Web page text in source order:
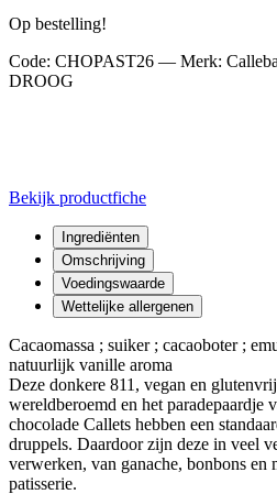
Op bestelling!
Code: CHOPAST26 — Merk:
DROOG
Bekijk productfiche
Ingrediënten
Omschrijving
Voedingswaarde
Wettelijke allergenen
Cacaomassa ; suiker ; cacaoboter ;
natuurlijk vanille aroma
Deze donkere 811, vegan en
wereldberoemd en het paradepaardje
chocolade Callets hebben een
druppels. Daardoor zijn deze in veel
verwerken, van ganache, bonbons en
patisserie.